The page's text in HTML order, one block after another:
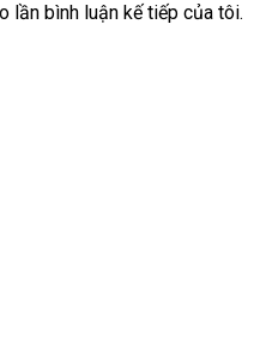
lần bình luận kế tiếp của tôi.